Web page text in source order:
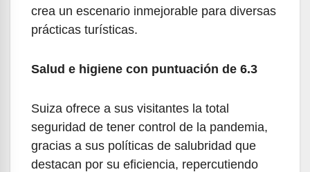
crea un escenario inmejorable para diversas
prácticas turísticas.
Salud e higiene con puntuación de 6.3
Suiza ofrece a sus visitantes la total
seguridad de tener control de la pandemia,
gracias a sus políticas de salubridad que
destacan por su eficiencia, repercutiendo